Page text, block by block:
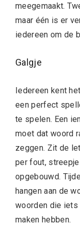
meegemaakt.
maar één is er
iedereen om de
Galgje
Iedereen kent
een perfect
te spelen. Een
moet dat woord
zeggen. Zit de
per fout,
opgebouwd.
hangen aan de
woorden die
maken hebben.